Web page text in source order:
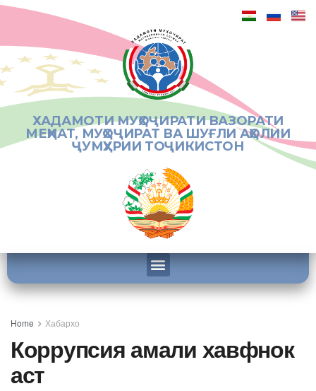
ХАДАМОТИ МУҲОҶИРАТИ ВАЗОРАТИ
МЕҲНАТ, МУҲОҶИРАТ ВА ШУҒЛИ АҲОЛИИ
ҶУМҲУРИИ ТОҶИКИСТОН
Home Хабархо
Коррупсия амали хавфнок
аст